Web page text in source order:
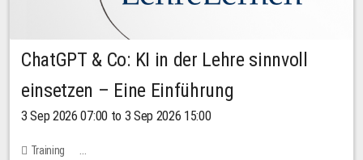
ChatGPT & Co: KI in der Lehre sinnvoll
einsetzen – Eine Einführung
3 Sep 2026 07:00 to 3 Sep 2026 15:00
Training